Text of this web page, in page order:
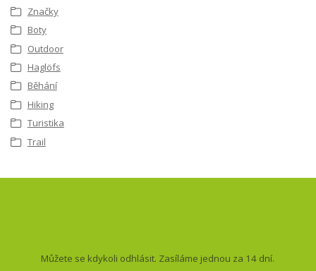
Značky
Boty
Outdoor
Haglöfs
Běhání
Hiking
Turistika
Trail
Můžete se kdykoli odhlásit. Zasíláme jednou za 14 dní.